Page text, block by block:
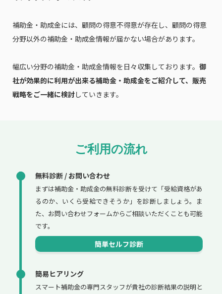
補助金・助成金には、顧問の得意不得意が存在し、顧問の得意
分野以外の補助金・助成金情報が届かない場合があります。
幅広い分野の補助金・助成金情報を日々収集しております。 御
社が効果的に利用が出来る補助金・助成金をご紹介して、販売
戦略をご一緒に検討していきます。
ご利用の流れ
無料診断 / お問い合わせ
まずは補助金・助成金の無料診断を受けて「受給資格があ
るのか、いくら受給できそうか」を診断しましょう。ま
た、お問い合わせフォームからご相談いただくことも可能
です。
簡単セルフ診断
簡易ヒアリング
スマート補助金の専門スタッフが貴社の診断結果の説明と